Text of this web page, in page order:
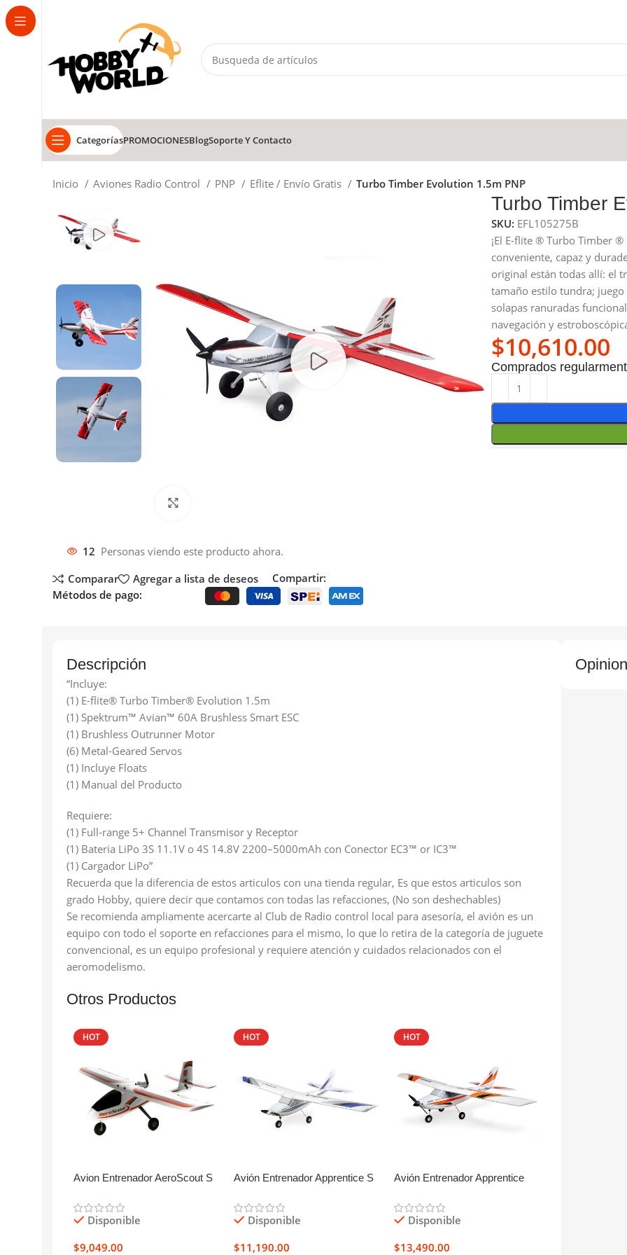
CategoríasPROMOCIONESBlogSoporte Y Contacto
Inicio Aviones Radio Control PNP Eflite / Envío Gratis Turbo Timber Evolution 1.5m PNP
12 Personas viendo este producto ahora.
Comparar
Agregar a lista de deseos
Compartir:
Métodos de pago:
Turbo Timber
SKU: EFL105275B
¡El E-flite ® Turbo Timber
conveniente, capaz y
original están todas allí: el
tamaño estilo tundra;
solapas ranuradas
navegación y
$10,610.00
Comprados
Descripción
“Incluye:
(1) E-flite® Turbo Timber® Evolution 1.5m
(1) Spektrum™ Avian™ 60A Brushless Smart ESC
(1) Brushless Outrunner Motor
(6) Metal-Geared Servos
(1) Incluye Floats
(1) Manual del Producto
Requiere:
(1) Full-range 5+ Channel Transmisor y Receptor
(1) Bateria LiPo 3S 11.1V o 4S 14.8V 2200–5000mAh con Conector EC3™ or IC3™
(1) Cargador LiPo”
Recuerda que la diferencia de estos articulos con una tienda regular, Es que estos articulos son
grado Hobby, quiere decir que contamos con todas las refacciones, (No son deshechables)
Se recomienda ampliamente acercarte al Club de Radio control local para asesoría, el avión es un
equipo con todo el soporte en refacciones para el mismo, lo que lo retira de la categoría de juguete
convencional, es un equipo profesional y requiere atención y cuidados relacionados con el
aeromodelismo.
Otros Productos
HOT
Avion Entrenador AeroScout S
Disponible
$9,049.00
HOT
Avión Entrenador Apprentice S
Disponible
$11,190.00
HOT
Avión Entrenador Apprentice
Disponible
$13,490.00